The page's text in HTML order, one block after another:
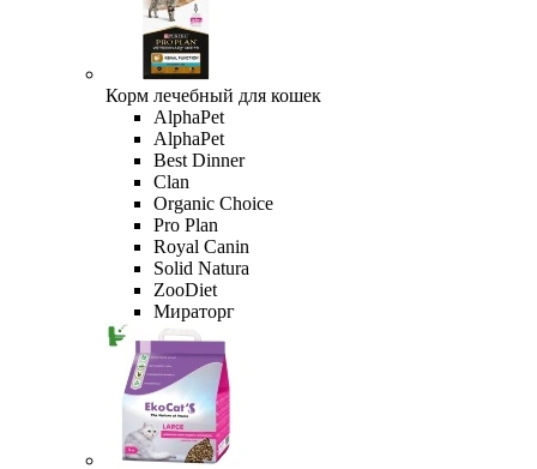
Корм лечебный для кошек
AlphaPet
AlphaPet
Best Dinner
Clan
Organic Сhoice
Pro Plan
Royal Canin
Solid Natura
ZooDiet
Мираторг